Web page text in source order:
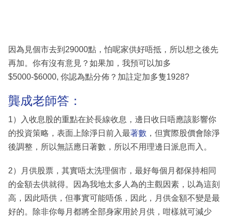
因為見個市去到29000點，怕呢家供好唔抵，所以想之後先
再加。你有沒有意見？如果加，我預可以加多
$5000-$6000, 你認為點分佈？加註定加多隻1928?
龔成老師答：
1）入收息股的重點在於長線收息，邊日收日唔應該影響你
的投資策略，表面上除淨日前入最著數 ，但實際股價會除淨
後調整，所以無話應日著數，所以不用理邊日派息而入。
2）月供股票，其實唔太洗理個市，最好每個月都保持相同
的金額去供就得。因為我地太多人為的主觀因素，以為這刻
高，因此唔供，但事實可能唔係，因此，月供金額不變是最
好的。除非你每月都將全部身家用於月供，咁樣就可減少